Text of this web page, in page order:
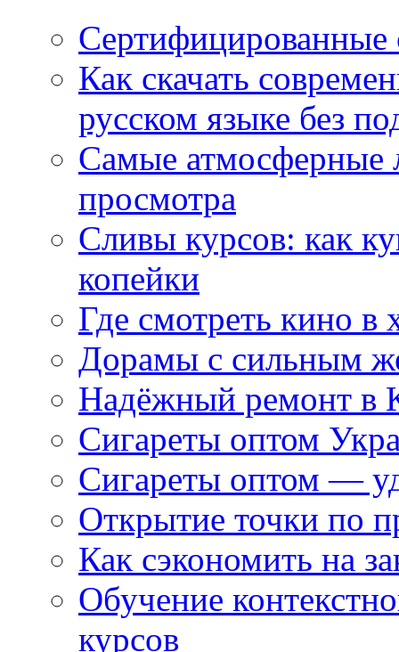
Как скачать
русском языке без
Самые атмосферные
просмотра
Сливы курсов: как
копейки
Где смотреть кино в
Дорамы с сильным
Надёжный ремонт в
Сигареты оптом
Сигареты оптом —
Открытие точки по
Как сэкономить на
Обучение
курсов